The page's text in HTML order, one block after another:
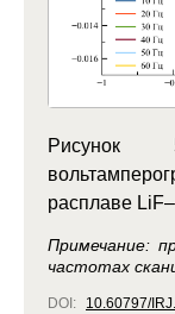
расплаве
Примечание:
частотах
DOI: 10.60797/